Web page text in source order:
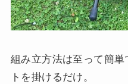
組み立方法は至って簡
トを掛けるだけ。